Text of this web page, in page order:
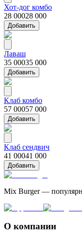
Хот-дог комбо
28 00028 000
Добавить
Лаваш
35 00035 000
Добавить
Клаб комбо
57 00057 000
Добавить
Клаб сендвич
41 00041 000
Добавить
Mix Burger —
О компании